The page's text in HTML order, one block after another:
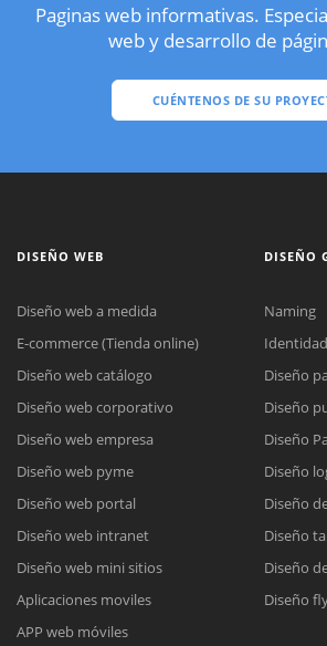
Paginas web informativas.
web y desarrollo de
CUÉNTENOS DE SU
DISEÑO WEB
Diseño web a medida
E-commerce (Tienda online)
Diseño web catálogo
Diseño web corporativo
Diseño web empresa
Diseño web pyme
Diseño web portal
Diseño web intranet
Diseño web mini sitios
Aplicaciones moviles
APP web móviles
DISEÑO
Naming
Diseño
Diseño
Diseño
Diseño
Diseño
Diseño
Diseño
Diseño